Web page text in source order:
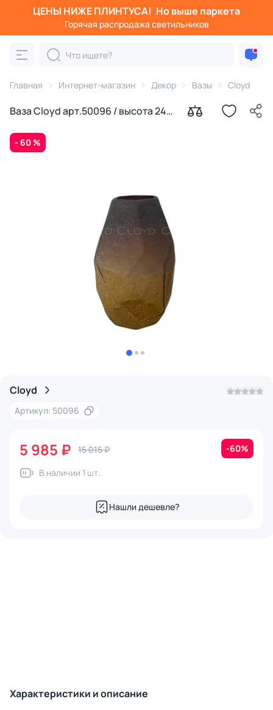
ЦЕНЫ НИЖЕ ПЛИНТУСА! Но выше паркета
Горячая распродажа светильников
Главная Интернет-магазин Декор Вазы Cloyd
Ваза Cloyd арт.50096 / высота 24
- 60 %
Cloyd
Артикул: 50096
5 985 ₽ 15 015 ₽ -60%
В наличии 1 шт.
Нашли дешевле?
Характеристики и описание